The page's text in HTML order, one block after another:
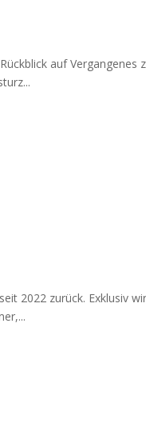
auf Vergangenes
2022 zurück. Exklusiv